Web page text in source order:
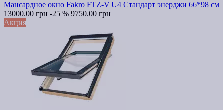
Мансардное окно Fakro FTZ-V U4 Стандарт энерджи 66*98 см
13000.00 грн -25 % 9750.00 грн
Акция